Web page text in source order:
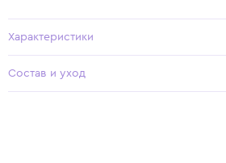
Характеристики
Состав и уход